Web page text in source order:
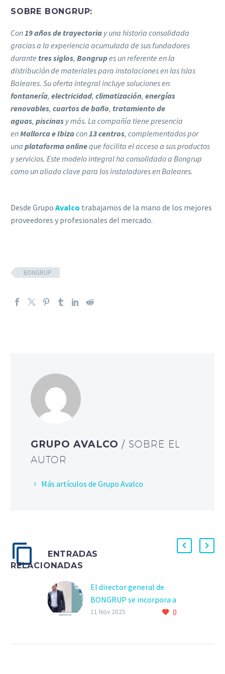
SOBRE BONGRUP:
Con19 años de trayectoria y una historia consolidada
gracias a la experiencia acumulada de sus fundadores
durante tres siglos, Bongrupes un referente en la
distribución de materiales para instalaciones en las Islas
Baleares. Su oferta integral incluye soluciones en
fontanería, electricidad, climatización, energías
renovables, cuartos de baño, tratamiento de
aguas, piscinas y más. La compañía tiene presencia
enMallorca e Ibizacon13 centros, complementados por
una plataforma onlineque facilita el acceso a sus productos
y servicios. Este modelo integral ha consolidado a Bongrup
como un aliado clave para los instaladores en Baleares.
Desde Grupo Avalco trabajamos de la mano de los mejores
proveedores y profesionales del mercado.
BONGRUP
GRUPO AVALCO/ SOBRE EL
AUTOR
Más artículos de Grupo Avalco
ENTRADAS
RELACIONADAS
El director general de
BONGRUP se incorpora a
la junta directiva de
0
11 Nov 2025